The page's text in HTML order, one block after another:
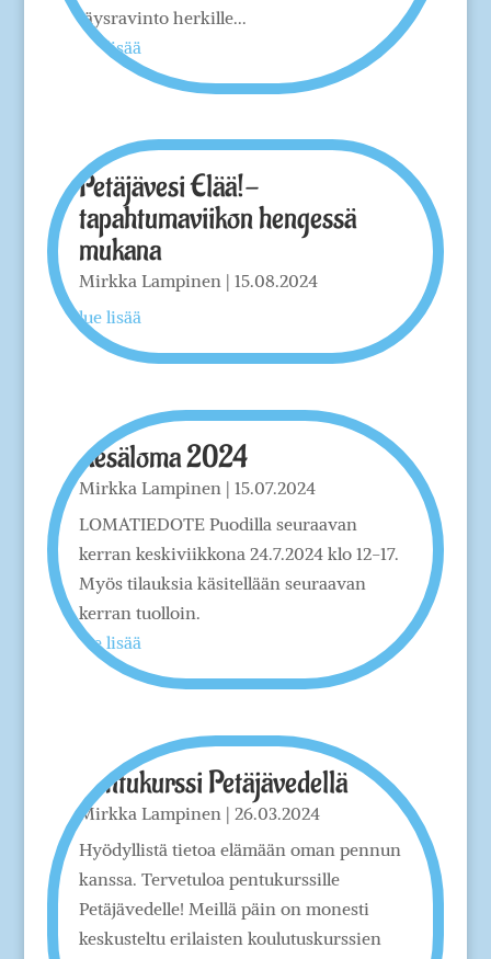
täysravinto herkille...
lue lisää
Petäjävesi Elää!-
tapahtumaviikon hengessä
mukana
Mirkka Lampinen| 15.08.2024
lue lisää
Kesäloma 2024
Mirkka Lampinen| 15.07.2024
LOMATIEDOTE Puodilla seuraavan
kerran keskiviikkona 24.7.2024 klo 12-17.
Myös tilauksia käsitellään seuraavan
kerran tuolloin.
lue lisää
Pentukurssi Petäjävedellä
Mirkka Lampinen | 26.03.2024
Hyödyllistä tietoa elämään oman pennun
kanssa. Tervetuloa pentukurssille
Petäjävedelle! Meillä päin on monesti
keskusteltu erilaisten koulutuskurssien